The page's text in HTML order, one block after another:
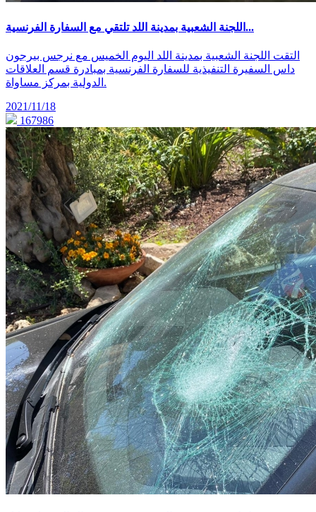
اللجنة الشعبية بمدينة اللد تلتقي مع السفارة الفرنسية...
التقت اللجنة الشعبية بمدينة اللد اليوم الخميس مع نرجس بيرجون
داس السفيرة التنفيذية للسفارة الفرنسية بمبادرة قسم العلاقات
الدولية بمركز مساواة.
2021/11/18
167986